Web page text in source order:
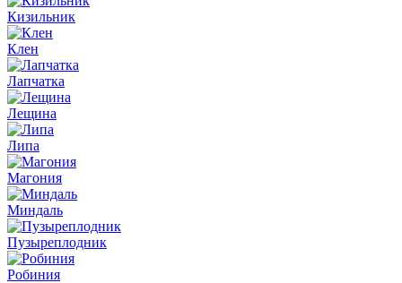
Кизильник
Клен
Лапчатка
Лещина
Липа
Магония
Миндаль
Пузыреплодник
Робиния